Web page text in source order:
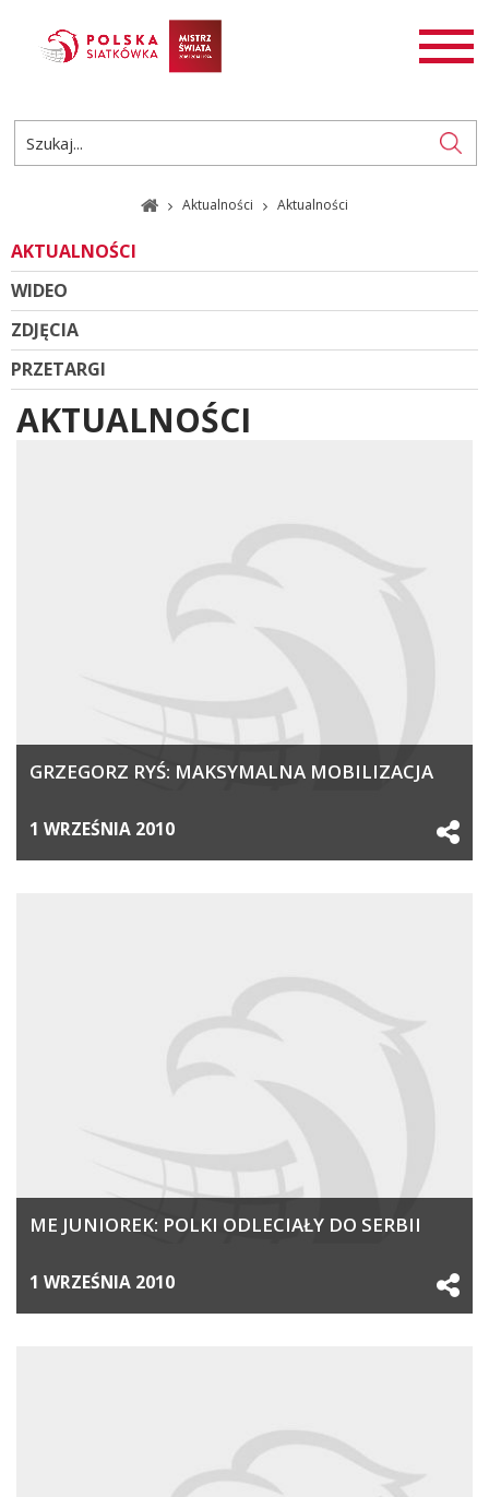
AKTUALNOŚCI
ROZGRYWKI
PL EN
Aktualności Aktualności
AKTUALNOŚCI
WIDEO
ZDJĘCIA
PRZETARGI
AKTUALNOŚCI
GRZEGORZ RYŚ: MAKSYMALNA MOBILIZACJA
1 WRZEŚNIA 2010
ME JUNIOREK: POLKI ODLECIAŁY DO SERBII
1 WRZEŚNIA 2010